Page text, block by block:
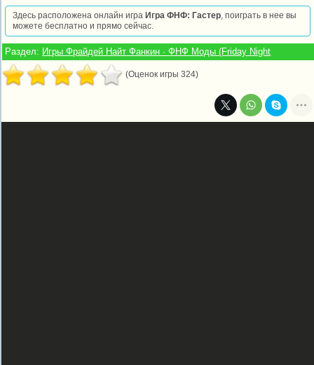
Здесь расположена онлайн игра Игра ФНФ: Гастер, поиграть в нее вы
можете бесплатно и прямо сейчас.
Раздел: Игры Фрайдей Найт Фанкин · ФНФ Моды (Friday Night
(Оценок игры 324)